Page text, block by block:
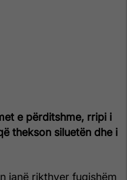
e përditshme, rripi i
thekson siluetën dhe i
janë rikthyer fuqishëm